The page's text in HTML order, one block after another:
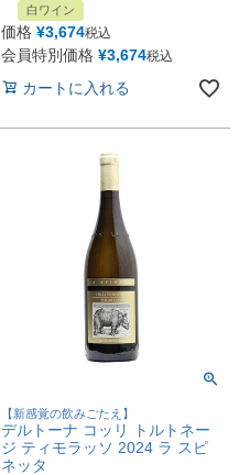
白ワイン
価格 ¥3,674税込
会員特別価格 ¥3,674税込
カートに入れる
【新感覚の飲みごたえ】
デルトーナ コッリ トルトネー
ジ ティモラッソ 2024 ラ スピ
ネッタ